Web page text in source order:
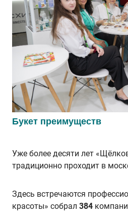
Букет преимуществ
Уже более десяти лет
традиционно проходит в
Здесь встречаются
красоты» собрал 384